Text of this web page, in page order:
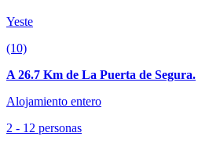
Yeste
(10)
A 26.7 Km de La Puerta de Segura.
Alojamiento entero
2 - 12 personas